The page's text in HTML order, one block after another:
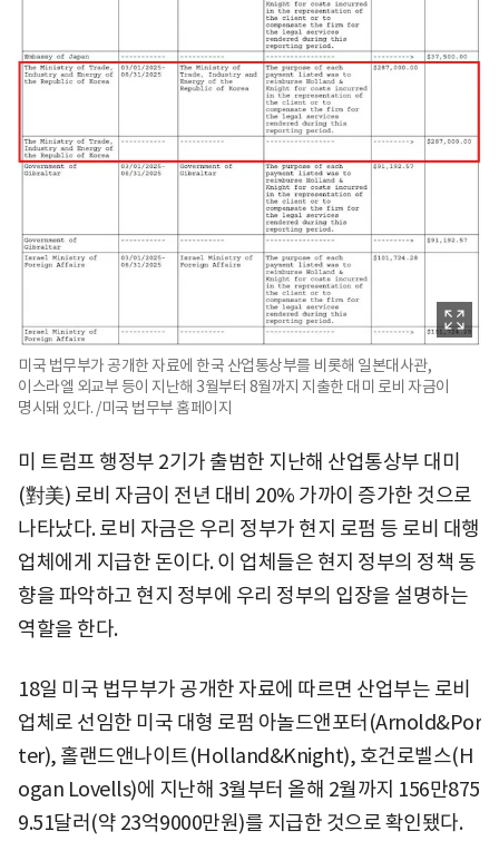
미국 법무부가 공개한 자료에 한국 산업통상부를 비롯해 일본대사관,
이스라엘 외교부 등이 지난해 3월부터 8월까지 지출한 대미 로비 자금이
명시돼 있다. /미국 법무부 홈페이지
미 트럼프 행정부 2기가 출범한 지난해 산업통상부 대미
(對美) 로비 자금이 전년 대비 20% 가까이 증가한 것으로
나타났다. 로비 자금은 우리 정부가 현지 로펌 등 로비 대행
업체에게 지급한 돈이다. 이 업체들은 현지 정부의 정책 동
향을 파악하고 현지 정부에 우리 정부의 입장을 설명하는
역할을 한다.
18일 미국 법무부가 공개한 자료에 따르면 산업부는 로비
업체로 선임한 미국 대형 로펌 아놀드앤포터(Arnold&Por
ter), 홀랜드앤나이트(Holland&Knight), 호건로벨스(H
ogan Lovells)에 지난해 3월부터 올해 2월까지 156만875
9.51달러(약 23억9000만원)를 지급한 것으로 확인됐다.